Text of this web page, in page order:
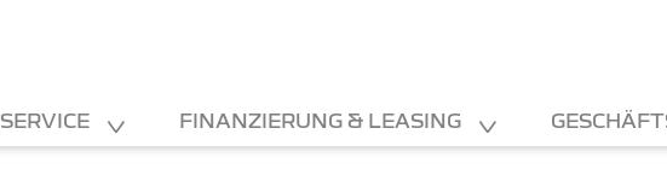
SERVICE FINANZIERUNG & LEASING